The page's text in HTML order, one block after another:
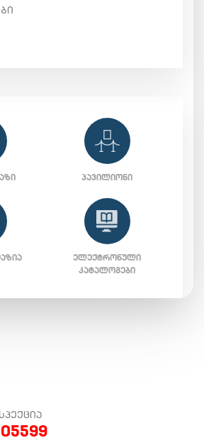
ᲞᲐᲕᲘᲚᲘᲝᲜᲘ
ᲔᲚᲔᲥᲢᲠᲝᲜᲣᲚᲘ
ᲙᲐᲢᲐᲚᲝᲒᲔᲑᲘ